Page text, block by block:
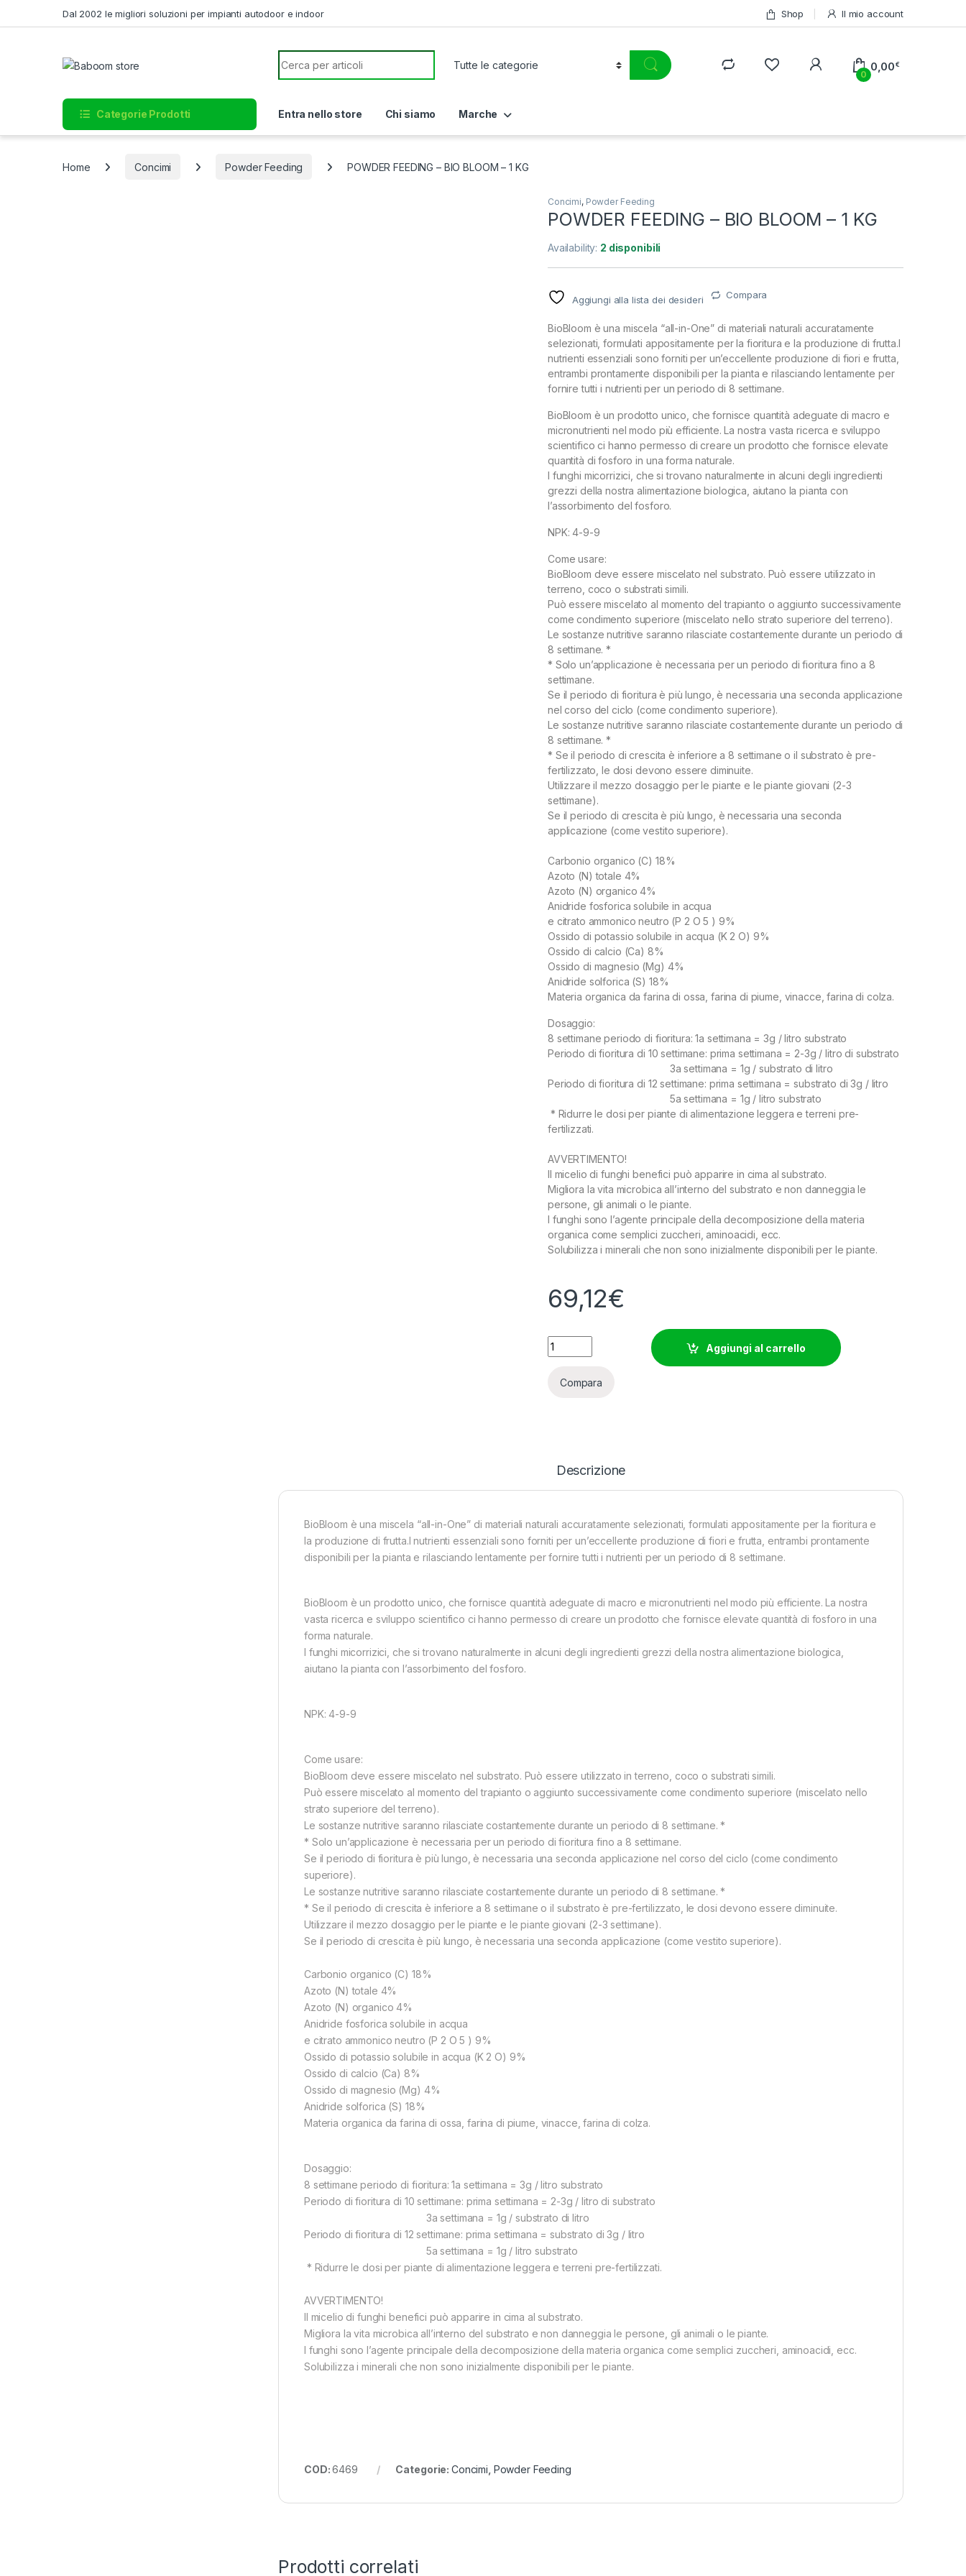
Dal 2002 le migliori soluzioni per impianti autodoor e indoor Shop Il mio account
Search for:
0
0,00€
Categorie Prodotti Entra nello store Chi siamo Marche
Home Concimi Powder Feeding POWDER FEEDING – BIO BLOOM – 1 KG
Concimi, Powder Feeding
POWDER FEEDING – BIO BLOOM – 1 KG
Availability: 2 disponibili
Aggiungi alla lista dei desideri Compara
BioBloom è una miscela “all-in-One” di materiali naturali accuratamente
selezionati, formulati appositamente per la fioritura e la produzione di frutta.I
nutrienti essenziali sono forniti per un’eccellente produzione di fiori e frutta,
entrambi prontamente disponibili per la pianta e rilasciando lentamente per
fornire tutti i nutrienti per un periodo di 8 settimane.
BioBloom è un prodotto unico, che fornisce quantità adeguate di macro e
micronutrienti nel modo più efficiente. La nostra vasta ricerca e sviluppo
scientifico ci hanno permesso di creare un prodotto che fornisce elevate
quantità di fosforo in una forma naturale.
I funghi micorrizici, che si trovano naturalmente in alcuni degli ingredienti
grezzi della nostra alimentazione biologica, aiutano la pianta con
l’assorbimento del fosforo.
NPK: 4-9-9
Come usare:
BioBloom deve essere miscelato nel substrato. Può essere utilizzato in
terreno, coco o substrati simili.
Può essere miscelato al momento del trapianto o aggiunto successivamente
come condimento superiore (miscelato nello strato superiore del terreno).
Le sostanze nutritive saranno rilasciate costantemente durante un periodo di
8 settimane. *
* Solo un’applicazione è necessaria per un periodo di fioritura fino a 8
settimane.
Se il periodo di fioritura è più lungo, è necessaria una seconda applicazione
nel corso del ciclo (come condimento superiore).
Le sostanze nutritive saranno rilasciate costantemente durante un periodo di
8 settimane. *
* Se il periodo di crescita è inferiore a 8 settimane o il substrato è pre-
fertilizzato, le dosi devono essere diminuite.
Utilizzare il mezzo dosaggio per le piante e le piante giovani (2-3
settimane).
Se il periodo di crescita è più lungo, è necessaria una seconda
applicazione (come vestito superiore).
Carbonio organico (C) 18%
Azoto (N) totale 4%
Azoto (N) organico 4%
Anidride fosforica solubile in acqua
e citrato ammonico neutro (P 2 O 5 ) 9%
Ossido di potassio solubile in acqua (K 2 O) 9%
Ossido di calcio (Ca) 8%
Ossido di magnesio (Mg) 4%
Anidride solforica (S) 18%
Materia organica da farina di ossa, farina di piume, vinacce, farina di colza.
Dosaggio:
8 settimane periodo di fioritura: 1a settimana = 3g / litro substrato
Periodo di fioritura di 10 settimane: prima settimana = 2-3g / litro di substrato
3a settimana = 1g / substrato di litro
Periodo di fioritura di 12 settimane: prima settimana = substrato di 3g / litro
5a settimana = 1g / litro substrato
* Ridurre le dosi per piante di alimentazione leggera e terreni pre-
fertilizzati.
AVVERTIMENTO!
Il micelio di funghi benefici può apparire in cima al substrato.
Migliora la vita microbica all’interno del substrato e non danneggia le
persone, gli animali o le piante.
I funghi sono l’agente principale della decomposizione della materia
organica come semplici zuccheri, aminoacidi, ecc.
Solubilizza i minerali che non sono inizialmente disponibili per le piante.
69,12€
POWDER FEEDING - BIO BLOOM - 1 KG quantity
Aggiungi al carrello
Compara
Descrizione
BioBloom è una miscela “all-in-One” di materiali naturali accuratamente selezionati, formulati appositamente per la fioritura e
la produzione di frutta.I nutrienti essenziali sono forniti per un’eccellente produzione di fiori e frutta, entrambi prontamente
disponibili per la pianta e rilasciando lentamente per fornire tutti i nutrienti per un periodo di 8 settimane.
BioBloom è un prodotto unico, che fornisce quantità adeguate di macro e micronutrienti nel modo più efficiente. La nostra
vasta ricerca e sviluppo scientifico ci hanno permesso di creare un prodotto che fornisce elevate quantità di fosforo in una
forma naturale.
I funghi micorrizici, che si trovano naturalmente in alcuni degli ingredienti grezzi della nostra alimentazione biologica,
aiutano la pianta con l’assorbimento del fosforo.
NPK: 4-9-9
Come usare:
BioBloom deve essere miscelato nel substrato. Può essere utilizzato in terreno, coco o substrati simili.
Può essere miscelato al momento del trapianto o aggiunto successivamente come condimento superiore (miscelato nello
strato superiore del terreno).
Le sostanze nutritive saranno rilasciate costantemente durante un periodo di 8 settimane. *
* Solo un’applicazione è necessaria per un periodo di fioritura fino a 8 settimane.
Se il periodo di fioritura è più lungo, è necessaria una seconda applicazione nel corso del ciclo (come condimento
superiore).
Le sostanze nutritive saranno rilasciate costantemente durante un periodo di 8 settimane. *
* Se il periodo di crescita è inferiore a 8 settimane o il substrato è pre-fertilizzato, le dosi devono essere diminuite.
Utilizzare il mezzo dosaggio per le piante e le piante giovani (2-3 settimane).
Se il periodo di crescita è più lungo, è necessaria una seconda applicazione (come vestito superiore).
Carbonio organico (C) 18%
Azoto (N) totale 4%
Azoto (N) organico 4%
Anidride fosforica solubile in acqua
e citrato ammonico neutro (P 2 O 5 ) 9%
Ossido di potassio solubile in acqua (K 2 O) 9%
Ossido di calcio (Ca) 8%
Ossido di magnesio (Mg) 4%
Anidride solforica (S) 18%
Materia organica da farina di ossa, farina di piume, vinacce, farina di colza.
Dosaggio:
8 settimane periodo di fioritura: 1a settimana = 3g / litro substrato
Periodo di fioritura di 10 settimane: prima settimana = 2-3g / litro di substrato
3a settimana = 1g / substrato di litro
Periodo di fioritura di 12 settimane: prima settimana = substrato di 3g / litro
5a settimana = 1g / litro substrato
* Ridurre le dosi per piante di alimentazione leggera e terreni pre-fertilizzati.
AVVERTIMENTO!
Il micelio di funghi benefici può apparire in cima al substrato.
Migliora la vita microbica all’interno del substrato e non danneggia le persone, gli animali o le piante.
I funghi sono l’agente principale della decomposizione della materia organica come semplici zuccheri, aminoacidi, ecc.
Solubilizza i minerali che non sono inizialmente disponibili per le piante.
COD:6469 Categorie: Concimi Powder Feeding
Prodotti correlati